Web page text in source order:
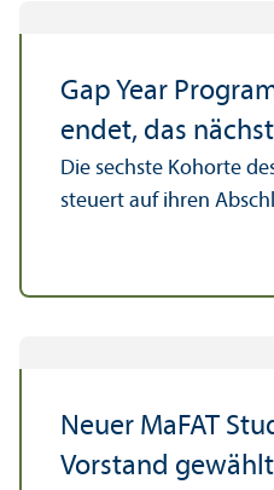
Gap Year
endet, das
Die sechste Kohorte
steuert auf ihren
Neuer MaFAT
Vorstand gewählt